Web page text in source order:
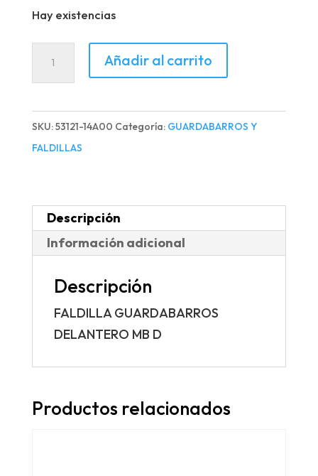
Hay existencias
GUARDABARROS
MB
Añadir al carrito
SKU:53121-14A00 Categoría: GUARDABARROS Y
FALDILLAS
Descripción
Información adicional
Descripción
FALDILLA GUARDABARROS
DELANTERO MB D
Productos relacionados